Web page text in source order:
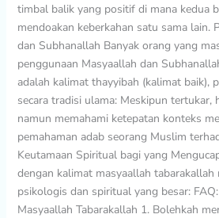
timbal balik yang positif di mana kedua
mendoakan keberkahan satu sama lain.
dan Subhanallah Banyak orang yang
penggunaan Masyaallah dan
adalah kalimat thayyibah (kalimat baik),
secara tradisi ulama: Meskipun tertukar,
namun memahami ketepatan konteks
pemahaman adab seorang Muslim
Keutamaan Spiritual bagi yang
dengan kalimat masyaallah tabarakallah
psikologis dan spiritual yang besar:
Masyaallah Tabarakallah 1. Bolehkah